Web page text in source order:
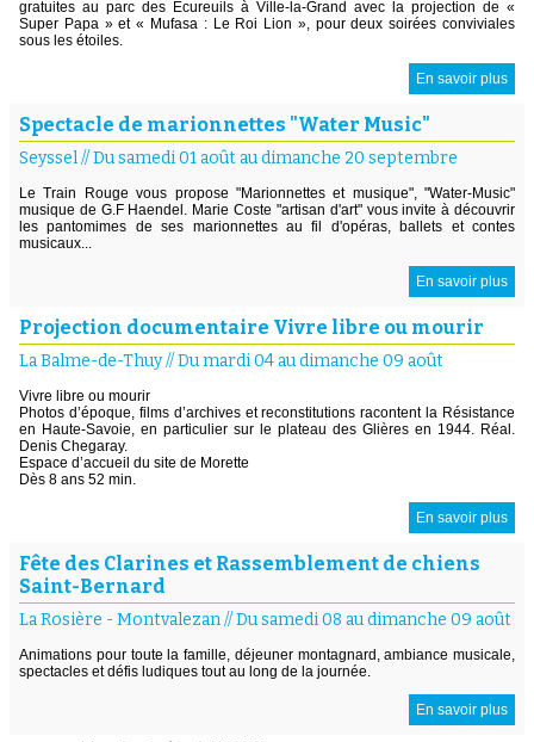
gratuites au parc des Écureuils à Ville-la-Grand avec la projection de «
Super Papa » et « Mufasa : Le Roi Lion », pour deux soirées conviviales
sous les étoiles.
En savoir plus
Spectacle de marionnettes "Water Music"
Seyssel//Du samedi 01 août au dimanche 20 septembre
Le Train Rouge vous propose "Marionnettes et musique", "Water-Music"
musique de G.F Haendel. Marie Coste "artisan d'art" vous invite à découvrir
les pantomimes de ses marionnettes au fil d'opéras, ballets et contes
musicaux...
En savoir plus
Projection documentaire Vivre libre ou mourir
La Balme-de-Thuy//Du mardi 04 au dimanche 09 août
Vivre libre ou mourir
Photos d’époque, films d’archives et reconstitutions racontent la Résistance
en Haute-Savoie, en particulier sur le plateau des Glières en 1944. Réal.
Denis Chegaray.
Espace d’accueil du site de Morette
Dès 8 ans 52 min.
En savoir plus
Fête des Clarines et Rassemblement de chiens
Saint-Bernard
La Rosière - Montvalezan//Du samedi 08 au dimanche 09 août
Animations pour toute la famille, déjeuner montagnard, ambiance musicale,
spectacles et défis ludiques tout au long de la journée.
En savoir plus